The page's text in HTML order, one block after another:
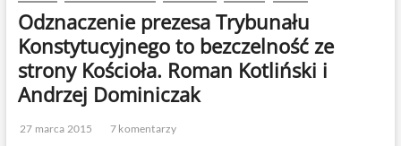
Odznaczenie prezesa Trybunału
Konstytucyjnego to bezczelność ze
strony Kościoła. Roman Kotliński i
Andrzej Dominiczak
27 marca 2015
7 komentarzy